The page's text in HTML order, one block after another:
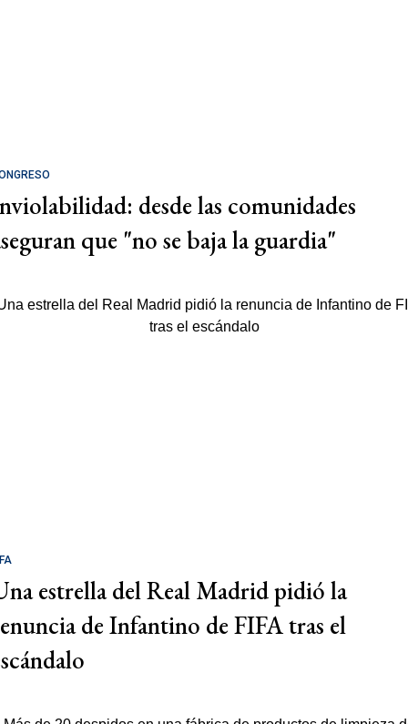
desde las comunidades
que "no se baja la guardia"
estrella del Real Madrid pidió la
de Infantino de FIFA tras el